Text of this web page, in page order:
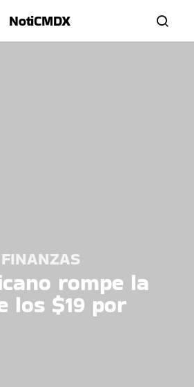
NotiCMDX
rompe la
los $19 por